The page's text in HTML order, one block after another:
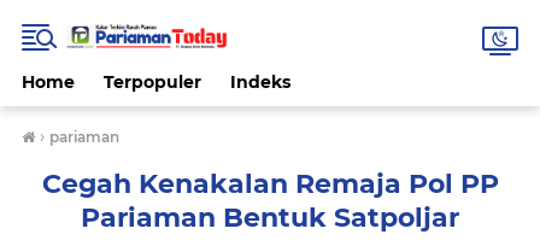
Home Terpopuler Indeks
› pariaman
Cegah Kenakalan Remaja Pol PP
Pariaman Bentuk Satpoljar